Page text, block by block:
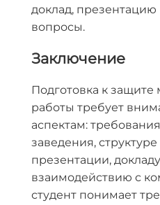
доклад, презентацию
вопросы.
Заключение
Подготовка к защите
работы требует
аспектам:
заведения,
презентации,
взаимодействию с
студент понимает